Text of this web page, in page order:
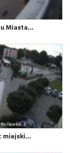
Miasta…
miejski…